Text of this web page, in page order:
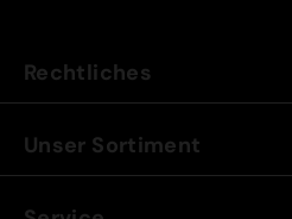
Rechtliches
Unser Sortiment